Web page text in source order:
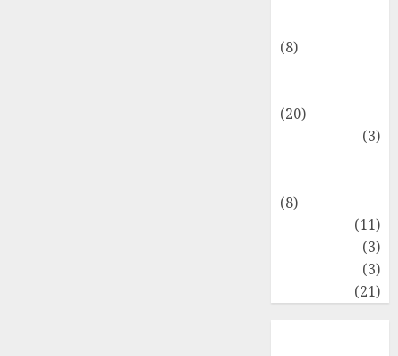
(8)
(20)
(3)
(8)
(11)
(3)
(3)
(21)